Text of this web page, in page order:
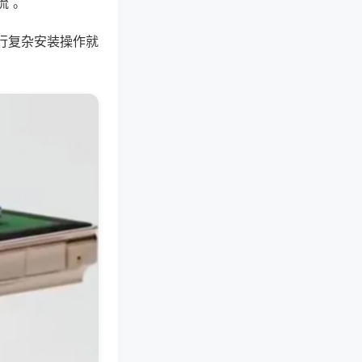
复杂安装操作就